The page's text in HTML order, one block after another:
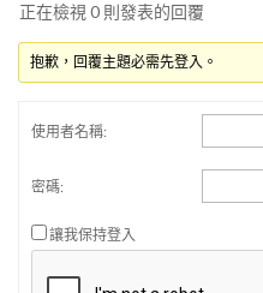
正在檢視 0 則發表的回覆
抱歉，回覆主題必需先登入。
使用者名稱:
密碼:
讓我保持登入